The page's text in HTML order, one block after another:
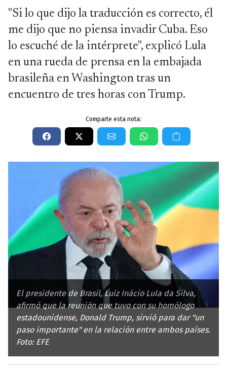
"Si lo que dijo la traducción es correcto, él
me dijo que no piensa invadir Cuba. Eso
lo escuché de la intérprete", explicó Lula
en una rueda de prensa en la embajada
brasileña en Washington tras un
encuentro de tres horas con Trump.
Comparte esta nota:
El presidente de Brasil, Luiz Inácio Lula da Silva,
afirmó que la reunión que tuvo con su homólogo
estadounidense, Donald Trump, sirvió para dar "un
paso importante" en la relación entre ambos países.
Foto: EFE